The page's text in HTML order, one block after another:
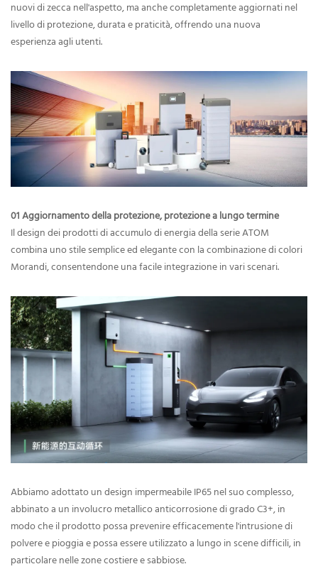
nuovi di zecca nell'aspetto, ma anche completamente aggiornati nel
livello di protezione, durata e praticità, offrendo una nuova
esperienza agli utenti.
01 Aggiornamento della protezione, protezione a lungo termine
Il design dei prodotti di accumulo di energia della serie ATOM
combina uno stile semplice ed elegante con la combinazione di colori
Morandi, consentendone una facile integrazione in vari scenari.
Abbiamo adottato un design impermeabile IP65 nel suo complesso,
abbinato a un involucro metallico anticorrosione di grado C3+, in
modo che il prodotto possa prevenire efficacemente l'intrusione di
polvere e pioggia e possa essere utilizzato a lungo in scene difficili, in
particolare nelle zone costiere e sabbiose.